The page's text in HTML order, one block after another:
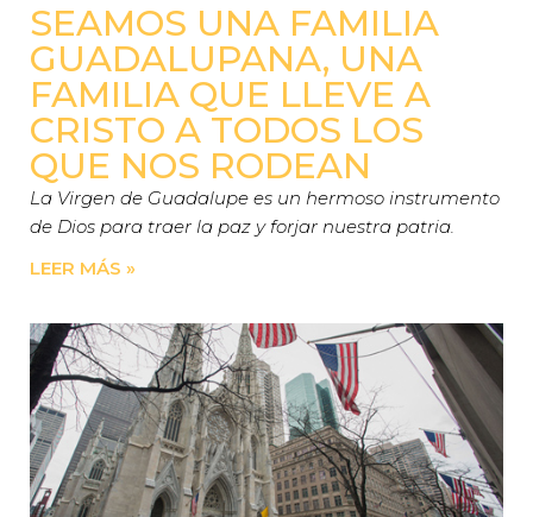
SEAMOS UNA FAMILIA
GUADALUPANA, UNA
FAMILIA QUE LLEVE A
CRISTO A TODOS LOS
QUE NOS RODEAN
La Virgen de Guadalupe es un hermoso instrumento
de Dios para traer la paz y forjar nuestra patria.
LEER MÁS »